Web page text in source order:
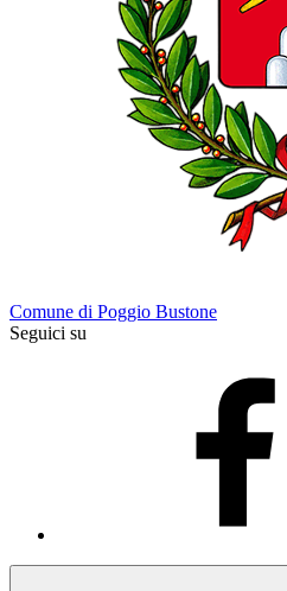
Comune di Poggio Bustone
Seguici su